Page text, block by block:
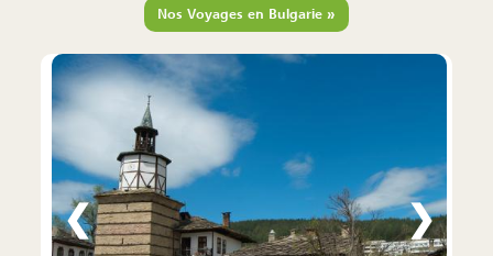
Nos Voyages en Bulgarie »
❮ ❯